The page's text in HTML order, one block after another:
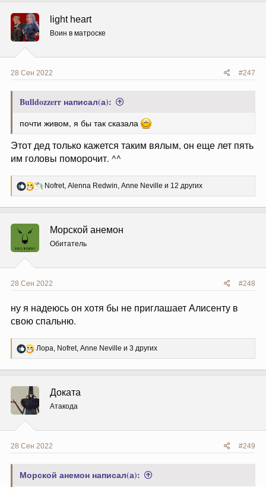
ц
и
и
:
light heart
Воин в матроске
28 Сен 2022 #247
Bulldozzerr написал(а):
почти живом, я бы так сказала
Этот дед только кажется таким вялым, он еще лет пять
им головы поморочит. ^^
Р
е
Nofret, Alenna Redwin, Anne Neville и 12 других
Морской анемон
Обитатель
28 Сен 2022 #248
ну я надеюсь он хотя бы не приглашает Алисенту в
свою спальню.
Р
е
ц
и
и
:
Лора, Nofret, Anne Neville и 3 других
Доката
Атакода
28 Сен 2022 #249
Морской анемон написал(а):